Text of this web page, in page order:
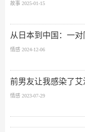
故事 2025-01-15
从日本到中国：一
情感 2024-12-06
前男友让我感染了艾
情感 2023-07-29